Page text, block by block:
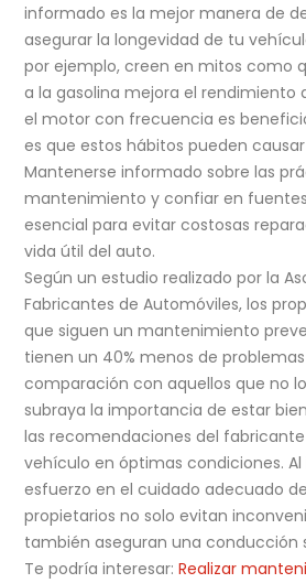
informado es la mejor manera de
asegurar la longevidad de tu
por ejemplo, creen en mitos como
a la gasolina mejora el rendimiento
el motor con frecuencia es
es que estos hábitos pueden
Mantenerse informado sobre las
mantenimiento y confiar en
esencial para evitar costosas
vida útil del auto.
Según un estudio realizado por la
Fabricantes de Automóviles, los
que siguen un mantenimiento
tienen un 40% menos de
comparación con aquellos que no
subraya la importancia de estar
las recomendaciones del
vehículo en óptimas condiciones.
esfuerzo en el cuidado adecuado
propietarios no solo evitan
también aseguran una conducción
Te podría interesar:Realizar